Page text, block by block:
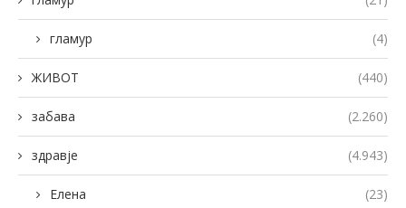
гламур (4)
ЖИВОТ (440)
забава (2.260)
здравје (4.943)
Елена (23)